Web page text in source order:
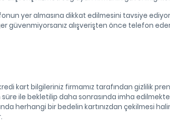
yer almasına dikkat edilmesini tavsiye
güvenmiyorsanız alışverişten önce telefon
kart bilgileriniz firmamız tarafından gizlilik
ile bekletilip daha sonrasında imha
herhangi bir bedelin kartınızdan çekilmesi